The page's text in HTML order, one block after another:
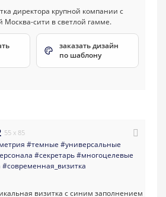
заказать дизайн
по шаблону
55 x 85
#темные #универсальные
#секретарь#многоцелевые
#современная_визитка